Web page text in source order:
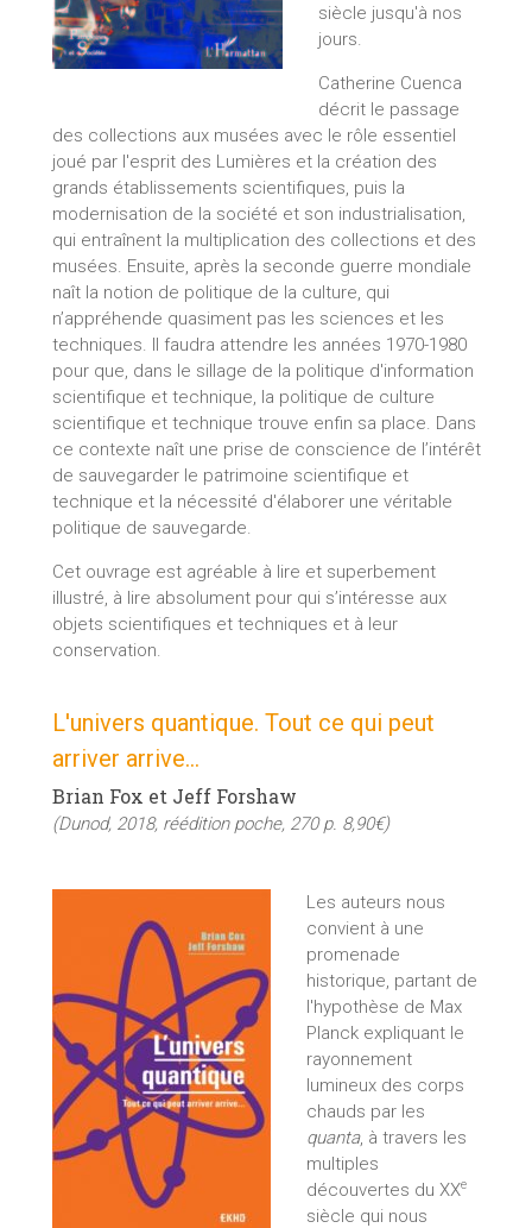
siècle jusqu'à nos
jours.
Catherine Cuenca
décrit le passage
des collections aux musées avec le rôle essentiel
joué par l'esprit des Lumières et la création des
grands établissements scientifiques, puis la
modernisation de la société et son industrialisation,
qui entraînent la multiplication des collections et des
musées. Ensuite, après la seconde guerre mondiale
naît la notion de politique de la culture, qui
n’appréhende quasiment pas les sciences et les
techniques. Il faudra attendre les années 1970-1980
pour que, dans le sillage de la politique d'information
scientifique et technique, la politique de culture
scientifique et technique trouve enfin sa place. Dans
ce contexte naît une prise de conscience de l’intérêt
de sauvegarder le patrimoine scientifique et
technique et la nécessité d'élaborer une véritable
politique de sauvegarde.
Cet ouvrage est agréable à lire et superbement
illustré, à lire absolument pour qui s’intéresse aux
objets scientifiques et techniques et à leur
conservation.
L'univers quantique. Tout ce qui peut
arriver arrive...
Brian Fox et Jeff Forshaw
(Dunod, 2018, réédition poche, 270 p. 8,90€)
Les auteurs nous
convient à une
promenade
historique, partant de
l'hypothèse de Max
Planck expliquant le
rayonnement
lumineux des corps
chauds par les
quanta, à travers les
multiples
découvertes du XXe
siècle qui nous